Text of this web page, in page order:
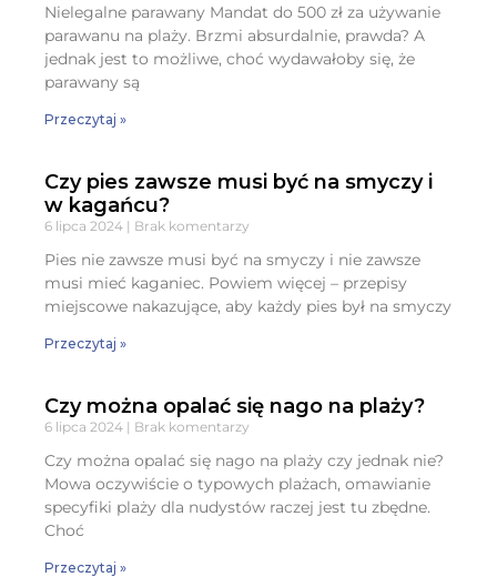
Nielegalne parawany Mandat do 500 zł za używanie
parawanu na plaży. Brzmi absurdalnie, prawda? A
jednak jest to możliwe, choć wydawałoby się, że
parawany są
Przeczytaj »
Czy pies zawsze musi być na smyczy i
w kagańcu?
6 lipca 2024 Brak komentarzy
Pies nie zawsze musi być na smyczy i nie zawsze
musi mieć kaganiec. Powiem więcej – przepisy
miejscowe nakazujące, aby każdy pies był na smyczy
Przeczytaj »
Czy można opalać się nago na plaży?
6 lipca 2024 Brak komentarzy
Czy można opalać się nago na plaży czy jednak nie?
Mowa oczywiście o typowych plażach, omawianie
specyfiki plaży dla nudystów raczej jest tu zbędne.
Choć
Przeczytaj »